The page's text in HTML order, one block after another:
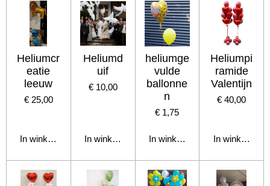
Heliumcr
eatie
leeuw
€ 25,00
In winkelwagen
Heliumd
uif
€ 10,00
In winkelwagen
heliumge
vulde
ballonne
n
€ 1,75
In winkelwagen
Heliumpi
ramide
Valentijn
€ 40,00
In